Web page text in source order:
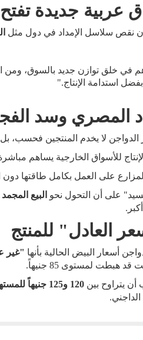
عربية جديدة تفتح
أن نقص سلاسل الإمداد في دول مثل
في خلق توازن جديد بالسوق، ومن
استدامة الإنتاج."
المصري وسد
لا يخدم المنتجين فحسب،
للأسواق الخارجية يساهم
على العمل بكامل طاقتها
على أن التحول نحو البيع المجمد
العادل" للمنتج
أسعار البيض الحالية بأنها "غير
أن يتراوح بين 120 و125 جنيهاً للمستهلك النهائي